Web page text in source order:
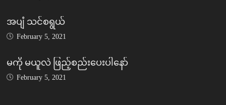
အပျံ သင်စရွယ်
February 5, 2021
မကို မယူလဲ ဖြည့်စည်းပေးပါနော်
February 5, 2021